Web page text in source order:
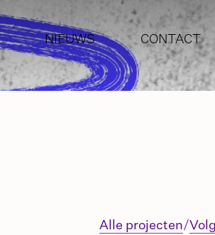
NIEUWS CONTACT
Alle projecten/